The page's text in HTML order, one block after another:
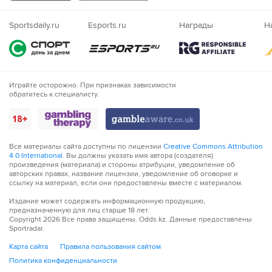
73´ Джанлука Орелиано назначает штрафной удар для
команды Сампдория на их половине поля.
74´ Г О О О О Л - Реми Уден бьет в цель!
76´ гости разыграют от ворот в городе Реджио Эмилия.
77´ Джанлука Орелиано назначает штрафной удар для
команды Реджана 1919.
77´ Реджана 1919 собирается пробить штрафной с опасной
дистанции.
Nigeria
Sportsdaily.ru Esports.ru Награды
Играйте осторожно. При признаках зависимости
обратитесь к специалисту.
Все материалы сайта доступны по лицензии Creative Commons Attribution
4.0 International. Вы должны указать имя автора (создателя)
произведения (материала) и стороны атрибуции, уведомление об
авторских правах, название лицензии, уведомление об оговорке и
ссылку на материал, если они предоставлены вместе с материалом.
Издание может содержать информационную продукцию,
предназначенную для лиц старше 18 лет.
Copyright 2026 Все права защищены. Odds.kz. Данные предоставлены
Sportradar.
Карта сайта
Правила пользования сайтом
Политика конфиденциальности